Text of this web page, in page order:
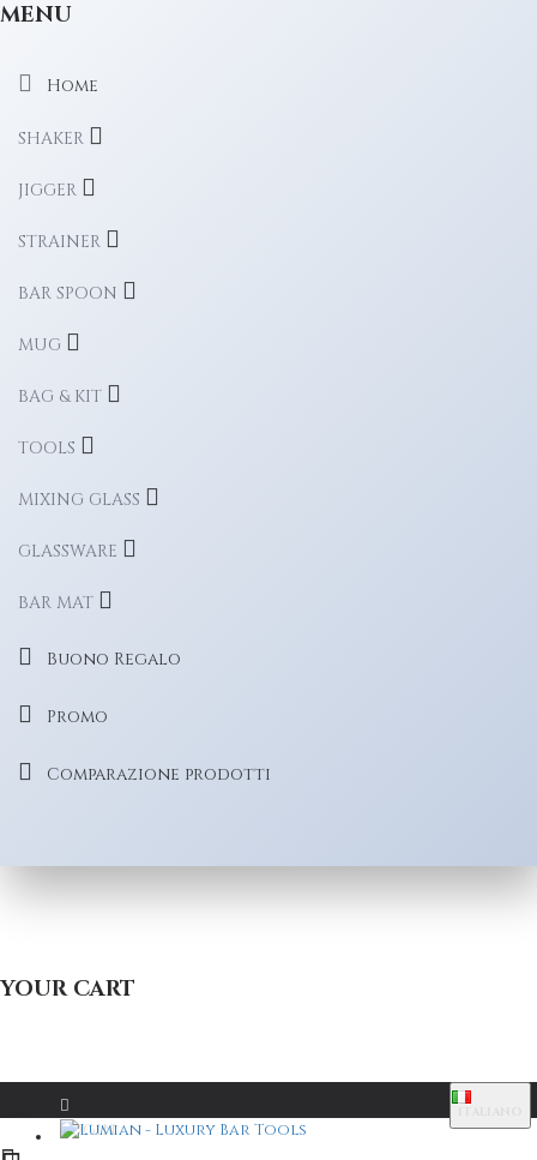
MENU
Home
SHAKER
JIGGER
STRAINER
BAR SPOON
MUG
BAG & KIT
TOOLS
MIXING GLASS
GLASSWARE
BAR MAT
Buono Regalo
Promo
Comparazione prodotti
YOUR CART
Login